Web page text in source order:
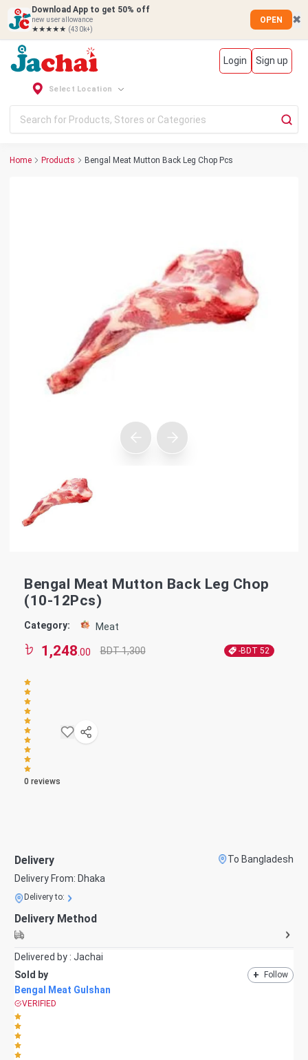
Download App to get 50% off
new user allowance
★★★★★ (430k+)
OPEN ✖
Login Sign up
Select Location
Home Products Bengal Meat Mutton Back Leg Chop Pcs
Bengal Meat Mutton Back Leg Chop
(10-12Pcs)
Category: Meat
1,248 .00 BDT 1,300 -BDT 52
0 reviews
Delivery
To Bangladesh
Delivery From: Dhaka
Delivery to:
Delivery Method
Delivered by : Jachai
Sold by
+ Follow
Bengal Meat Gulshan
VERIFIED